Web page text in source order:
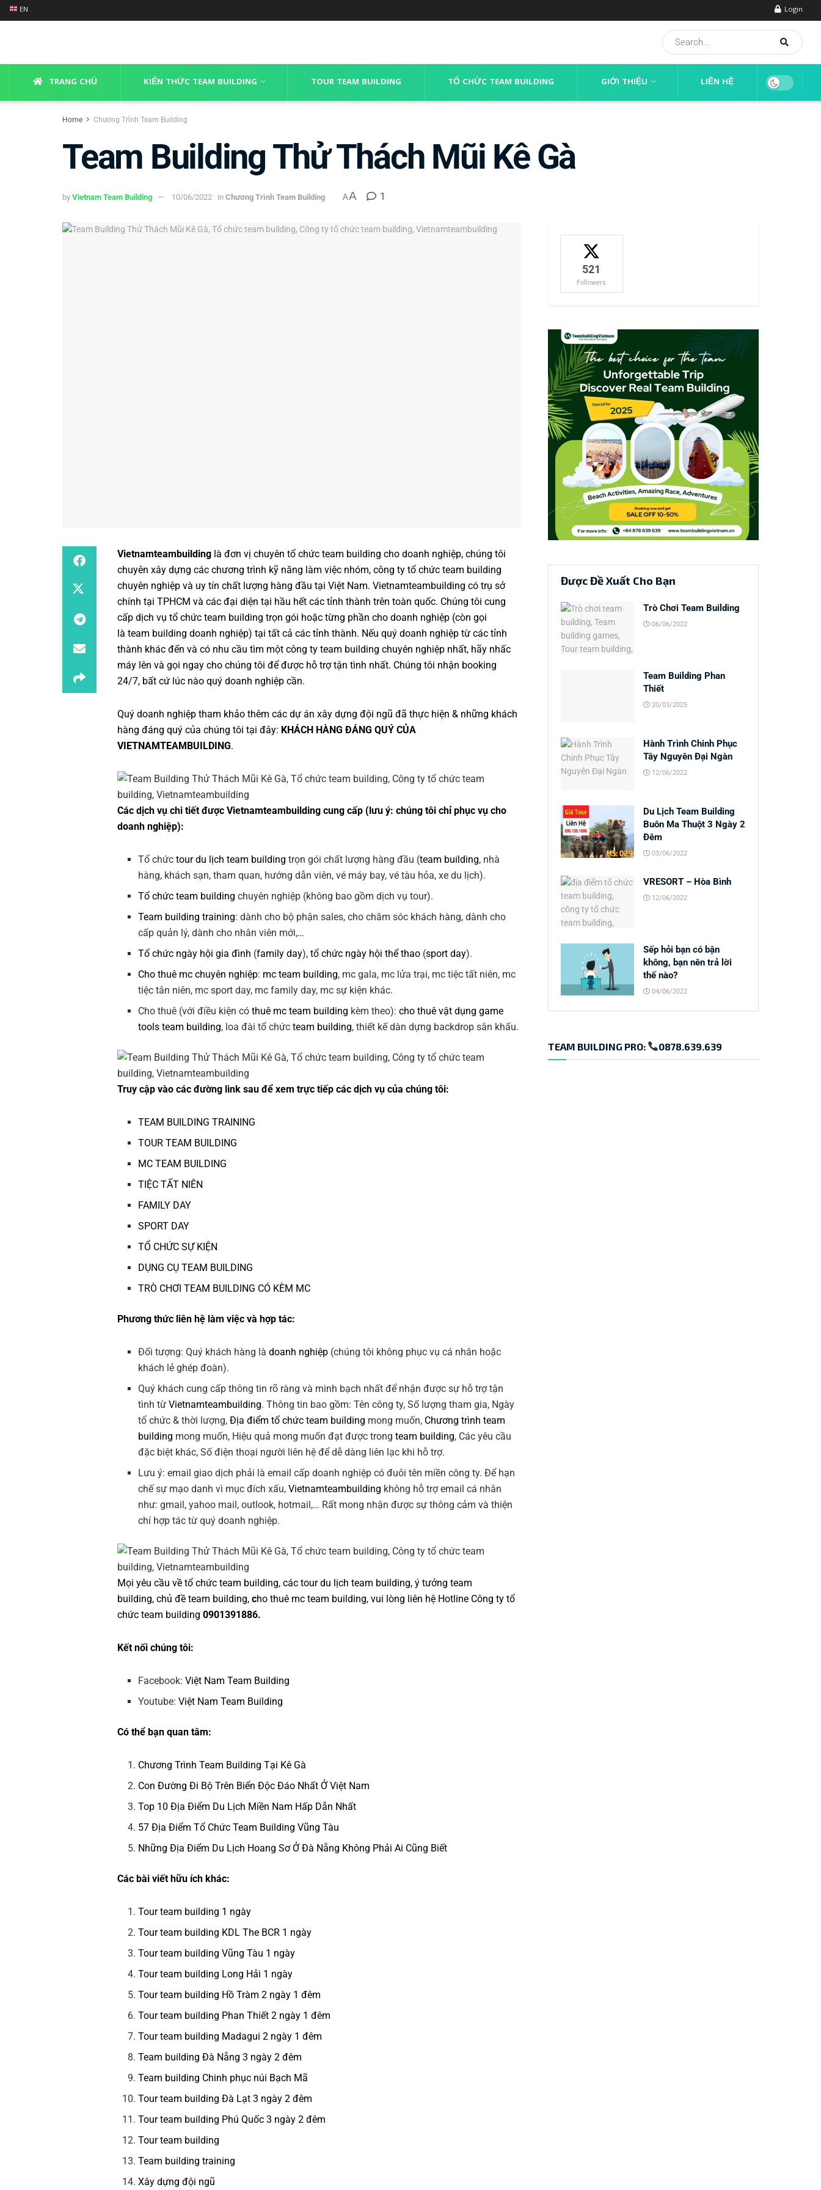
EN Login
TRANG CHỦ KIẾN THỨC TEAM BUILDING TOUR TEAM BUILDING TỔ CHỨC TEAM BUILDING GIỚI THIỆU LIÊN HỆ
Home Chương Trình Team Building
Team Building Thử Thách Mũi Kê Gà
by Vietnam Team Building 10/06/2022 in Chương Trình Team Building AA 1
Vietnamteambuilding là đơn vị chuyên tổ chức team building cho doanh nghiệp, chúng tôi
chuyên xây dựng các chương trình kỹ năng làm việc nhóm, công ty tổ chức team building
chuyên nghiệp và uy tín chất lượng hàng đầu tại Việt Nam. Vietnamteambuilding có trụ sở
chính tại TPHCM và các đại diện tại hầu hết các tỉnh thành trên toàn quốc. Chúng tôi cung
cấp dịch vụ tổ chức team building trọn gói hoặc từng phần cho doanh nghiệp (còn gọi
là team building doanh nghiệp) tại tất cả các tỉnh thành. Nếu quý doanh nghiệp từ các tỉnh
thành khác đến và có nhu cầu tìm một công ty team building chuyên nghiệp nhất, hãy nhấc
máy lên và gọi ngay cho chúng tôi để được hỗ trợ tận tình nhất. Chúng tôi nhận booking
24/7, bất cứ lúc nào quý doanh nghiệp cần.
Quý doanh nghiệp tham khảo thêm các dự án xây dựng đội ngũ đã thực hiện & những khách
hàng đáng quý của chúng tôi tại đây: KHÁCH HÀNG ĐÁNG QUÝ CỦA
VIETNAMTEAMBUILDING.
Các dịch vụ chi tiết được Vietnamteambuilding cung cấp (lưu ý: chúng tôi chỉ phục vụ cho
doanh nghiệp):
Tổ chứctour du lịch team building trọn gói chất lượng hàng đầu (team building, nhà
hàng, khách sạn, tham quan, hướng dẫn viên, vé máy bay, vé tàu hỏa, xe du lịch).
Tổ chức team building chuyên nghiệp (không bao gồm dịch vụ tour).
Team building training: dành cho bộ phận sales, cho chăm sóc khách hàng, dành cho
cấp quản lý, dành cho nhân viên mới,…
Tổ chức ngày hội gia đình (family day),tổ chức ngày hội thể thao (sport day).
Cho thuê mc chuyên nghiệp: mc team building, mc gala, mc lửa trại, mc tiệc tất niên, mc
tiệc tân niên, mc sport day, mc family day, mc sự kiện khác.
Cho thuê (với điều kiện cóthuê mc team building kèm theo):cho thuê vật dụng game
tools team building, loa đài tổ chứcteam building, thiết kế dàn dựng backdrop sân khấu.
Truy cập vào các đường link sau để xem trực tiếp các dịch vụ của chúng tôi:
TEAM BUILDING TRAINING
TOUR TEAM BUILDING
MC TEAM BUILDING
TIỆC TẤT NIÊN
FAMILY DAY
SPORT DAY
TỔ CHỨC SỰ KIỆN
DỤNG CỤ TEAM BUILDING
TRÒ CHƠI TEAM BUILDING CÓ KÈM MC
Phương thức liên hệ làm việc và hợp tác:
Đối tượng: Quý khách hàng làdoanh nghiệp (chúng tôi không phục vụ cá nhân hoặc
khách lẻ ghép đoàn).
Quý khách cung cấp thông tin rõ ràng và minh bạch nhất để nhận được sự hỗ trợ tận
tình từVietnamteambuilding. Thông tin bao gồm: Tên công ty, Số lượng tham gia, Ngày
tổ chức & thời lượng,Địa điểm tổ chức team building mong muốn, Chương trình team
building mong muốn, Hiệu quả mong muốn đạt được trongteam building, Các yêu cầu
đặc biệt khác, Số điện thoại người liên hệ để dễ dàng liên lạc khi hỗ trợ.
Lưu ý: email giao dịch phải là email cấp doanh nghiệp có đuôi tên miền công ty. Để hạn
chế sự mạo danh vì mục đích xấu,Vietnamteambuilding không hỗ trợ email cá nhân
như: gmail, yahoo mail, outlook, hotmail,… Rất mong nhận được sự thông cảm và thiện
chí hợp tác từ quý doanh nghiệp.
Mọi yêu cầu về tổ chức team building, các tourdu lịch team building, ý tưởng team
building, chủ đề team building, cho thuê mc team building, vui lòng liên hệ Hotline Công ty tổ
chức team building 0901391886.
Kết nối chúng tôi:
Facebook:Việt Nam Team Building
Youtube:Việt Nam Team Building
Có thể bạn quan tâm:
Chương Trình Team Building Tại Kê Gà
Con Đường Đi Bộ Trên Biển Độc Đáo Nhất Ở Việt Nam
Top 10 Địa Điểm Du Lịch Miền Nam Hấp Dẫn Nhất
57 Địa Điểm Tổ Chức Team Building Vũng Tàu
Những Địa Điểm Du Lịch Hoang Sơ Ở Đà Nẵng Không Phải Ai Cũng Biết
Các bài viết hữu ích khác:
Tour team building 1 ngày
Tour team building KDL The BCR 1 ngày
Tour team building Vũng Tàu 1 ngày
Tour team building Long Hải 1 ngày
Tour team building Hồ Tràm 2 ngày 1 đêm
Tour team building Phan Thiết 2 ngày 1 đêm
Tour team building Madagui 2 ngày 1 đêm
Team building Đà Nẵng 3 ngày 2 đêm
Team building Chinh phục núi Bạch Mã
Tour team building Đà Lạt 3 ngày 2 đêm
Tour team building Phú Quốc 3 ngày 2 đêm
Tour team building
Team building training
Xây dựng đội ngũ
521
Followers
Được Đề Xuất Cho Bạn
Trò Chơi Team Building
06/06/2022
Team Building Phan
Thiết
20/03/2025
Hành Trình Chinh Phục
Tây Nguyên Đại Ngàn
12/06/2022
Du Lịch Team Building
Buôn Ma Thuột 3 Ngày 2
Đêm
03/06/2022
VRESORT – Hòa Bình
12/06/2022
Sếp hỏi bạn có bận
không, bạn nên trả lời
thế nào?
04/06/2022
TEAM BUILDING PRO: 0878.639.639